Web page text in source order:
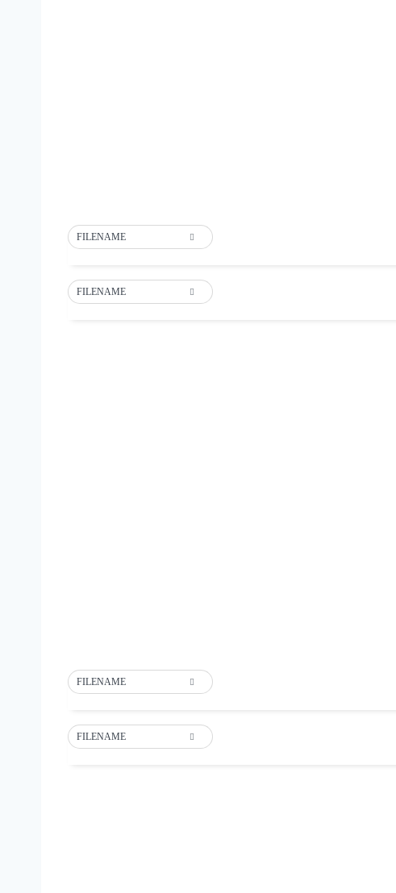
FILENAME
FILENAME
FILENAME
FILENAME